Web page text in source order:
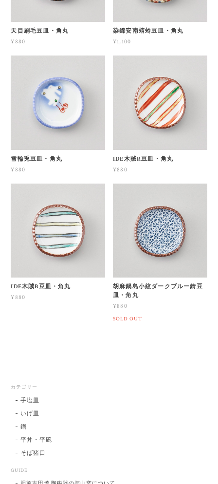
天目刷毛豆皿・角丸
¥880
染錦安南蜻蛉豆皿・角丸
¥1,100
雪輪兎豆皿・角丸
¥880
IDE木賊R豆皿・角丸
¥880
IDE木賊B豆皿・角丸
¥880
胡麻鍋島小紋ダークブルー錆豆
皿・角丸
¥880
SOLD OUT
カテゴリー
手塩皿
いげ皿
鍋
平丼・平碗
そば猪口
GUIDE